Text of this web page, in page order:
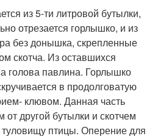
из 5-ти литровой бутылки,
отрезается горлышко, и из
без донышка, скрепленные
скотча. Из оставшихся
голова павлина. Горлышко
в продолговатую
клювом. Данная часть
другой бутылки и скотчем
туловищу птицы. Оперение для